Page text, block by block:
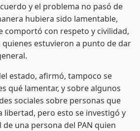
y el problema no pasó de
hubiera sido lamentable,
comportó con respeto y civilidad,
quienes estuvieron a punto de dar
afirmó, tampoco se
qué lamentar, y sobre algunos
sociales sobre personas que
libertad, pero esto se investigó y
una persona del PAN quien